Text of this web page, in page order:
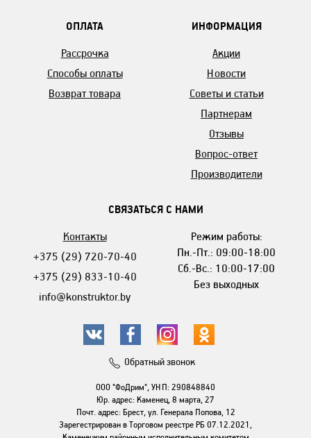
ОПЛАТА
Рассрочка
Способы оплаты
Возврат товара
ИНФОРМАЦИЯ
Акции
Новости
Советы и статьи
Партнерам
Отзывы
Вопрос-ответ
Производители
СВЯЗАТЬСЯ С НАМИ
Контакты
+375 (29) 720-70-40
+375 (29) 833-10-40
info@konstruktor.by
Режим работы:
Пн.-Пт.: 09:00-18:00
Сб.-Вс.: 10:00-17:00
Без выходных
Обратный звонок
ООО "ФоДрим", УНП: 290848840
Юр. адрес: Каменец, 8 марта, 27
Почт. адрес: Брест, ул. Генерала Попова, 12
Зарегестрирован в Торговом реестре РБ 07.12.2021,